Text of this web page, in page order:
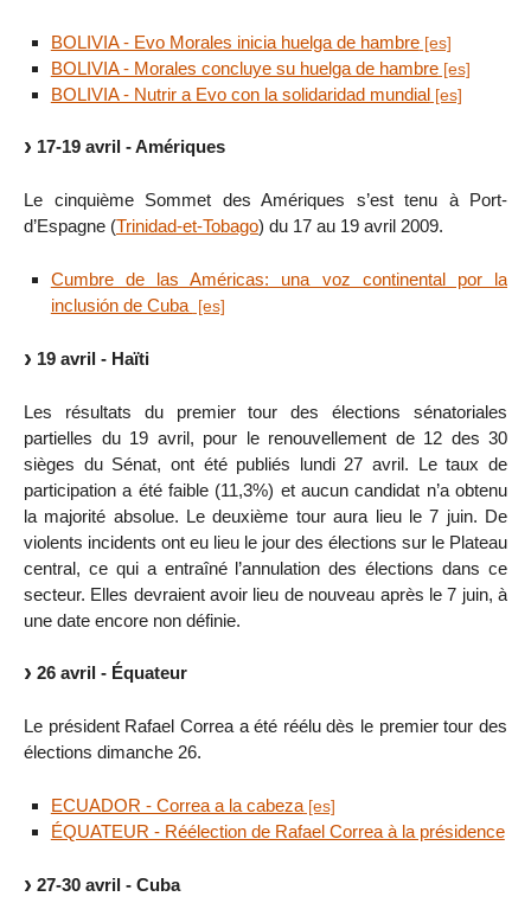
BOLIVIA - Evo Morales inicia huelga de hambre
BOLIVIA - Morales concluye su huelga de hambre
BOLIVIA - Nutrir a Evo con la solidaridad mundial
17-19 avril - Amériques
Le cinquième Sommet des Amériques s’est tenu à Port-
d’Espagne (Trinidad-et-Tobago) du 17 au 19 avril 2009.
Cumbre de las Américas: una voz continental por la
inclusión de Cuba
19 avril - Haïti
Les résultats du premier tour des élections sénatoriales
partielles du 19 avril, pour le renouvellement de 12 des 30
sièges du Sénat, ont été publiés lundi 27 avril. Le taux de
participation a été faible (11,3%) et aucun candidat n’a obtenu
la majorité absolue. Le deuxième tour aura lieu le 7 juin. De
violents incidents ont eu lieu le jour des élections sur le Plateau
central, ce qui a entraîné l’annulation des élections dans ce
secteur. Elles devraient avoir lieu de nouveau après le 7 juin, à
une date encore non définie.
26 avril - Équateur
Le président Rafael Correa a été réélu dès le premier tour des
élections dimanche 26.
ECUADOR - Correa a la cabeza
ÉQUATEUR - Réélection de Rafael Correa à la présidence
27-30 avril - Cuba